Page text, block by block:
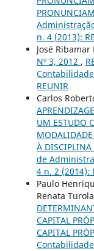
n. 4 (2013):
José
Nº 3, 2012 ,
REUNIR
Carlos
UM ESTUDO
MODALIDADE
À
de
4 n. 2 (2014):
Paulo
Renata
CAPITAL
CAPITAL